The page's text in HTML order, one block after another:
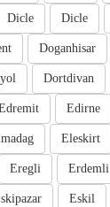
Dicle
Dicle
Doganhisar
Dortdivan
Edirne
Eleskirt
Erdemli
Eregli
Eskil